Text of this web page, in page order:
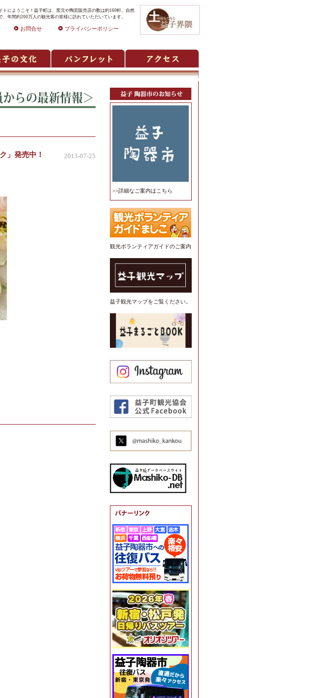
トにようこそ！益子町は、窯元や陶芸販売店の数は約160軒。自然
年間約200万人の観光客の皆様に訪れていただいています。
お問合せ プライバシーポリシー
」発売中！
2013-07-25
>>詳細なご案内はこちら
観光ボランティアガイドのご案内
益子観光マップをご覧ください。